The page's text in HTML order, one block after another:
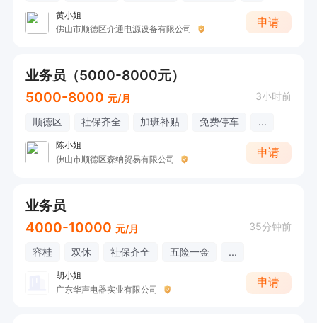
黄小姐
佛山市顺德区介通电源设备有限公司
申请
业务员（5000-8000元）
5000-8000 元/月 3小时前
顺德区 社保齐全 加班补贴 免费停车 ...
陈小姐
佛山市顺德区森纳贸易有限公司
申请
业务员
4000-10000 元/月 35分钟前
容桂 双休 社保齐全 五险一金 ...
胡小姐
广东华声电器实业有限公司
申请